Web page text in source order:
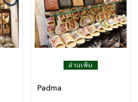
อ่านเพิ่ม
Padma